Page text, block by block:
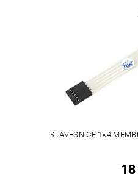
KLÁVESNICE 1×4
18